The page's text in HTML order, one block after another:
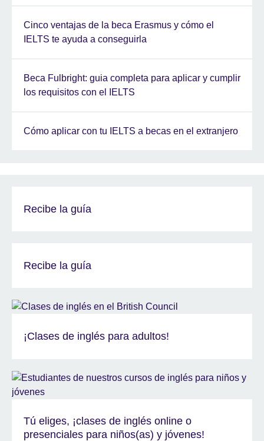
Cinco ventajas de la beca Erasmus y cómo el
IELTS te ayuda a conseguirla
Beca Fulbright: guia completa para aplicar y cumplir
los requisitos con el IELTS
Cómo aplicar con tu IELTS a becas en el extranjero
Recibe la guía
Recibe la guía
¡Clases de inglés para adultos!
Tú eliges, ¡clases de inglés online o
presenciales para niños(as) y jóvenes!